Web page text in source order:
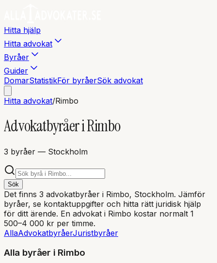
Hitta hjälp
Hitta advokat
Byråer
Guider
DomarStatistikFör byråerSök advokat
Hitta advokat/Rimbo
Advokatbyråer iRimbo
3 byråer — Stockholm
Sök
Det finns 3 advokatbyråer i Rimbo, Stockholm. Jämför
byråer, se kontaktuppgifter och hitta rätt juridisk hjälp
för ditt ärende. En advokat i Rimbo kostar normalt 1
500–4 000 kr per timme.
AllaAdvokatbyråerJuristbyråer
Alla byråer i Rimbo